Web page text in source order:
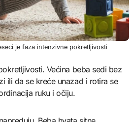
je faza intenzivne pokretljivosti
Većina beba sedi bez
ili da se kreće unazad i rotira se
ruku i očiju.